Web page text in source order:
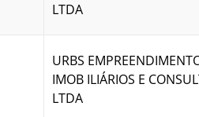
LTDA
URBS
IMOB ILIÁRIOS E
LTDA